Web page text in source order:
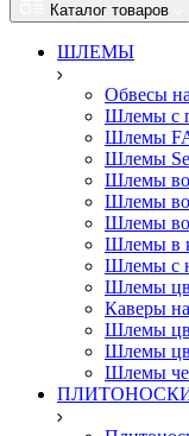
Каталог товаров
ШЛЕМЫ
Обвесы
Шлемы c
Шлемы
Шлемы
Шлемы
Шлемы
Шлемы
Шлемы в
Шлемы с
Шлемы
Каверы
Шлемы
Шлемы
Шлемы